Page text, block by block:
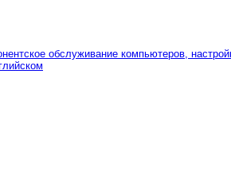
обслуживание компьютеров,